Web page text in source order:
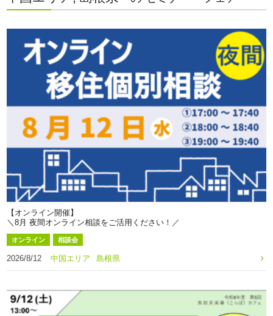
【オンライン開催】
＼8月 夜間オンライン相談をご活用ください！／
オンライン 相談会
2026/8/12 中国エリア 島根県